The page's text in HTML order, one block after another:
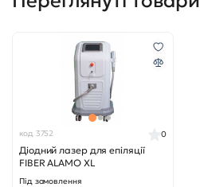
код 3752
Діодний лазер для епіляції
FIBER ALAMO XL
0
Під замовлення